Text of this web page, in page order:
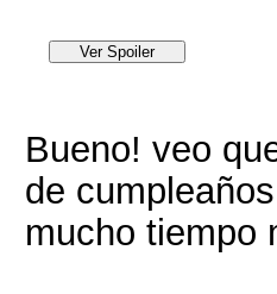
Bueno! veo
de
mucho tiempo